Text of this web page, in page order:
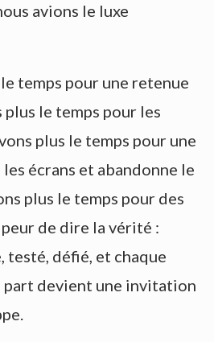
avions le luxe
le temps pour une retenue
plus le temps pour les
plus le temps pour une
écrans et abandonne le
plus le temps pour des
de dire la vérité :
testé, défié, et chaque
devient une invitation